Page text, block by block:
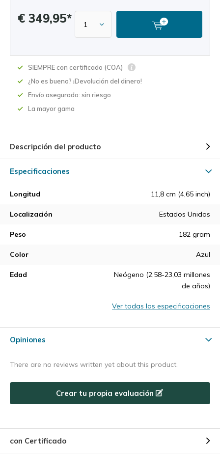
€ 349,95*
SIEMPRE con certificado (COA)
¿No es bueno? ¡Devolución del dinero!
Envío asegurado: sin riesgo
La mayor gama
Descripción del producto
Especificaciones
Longitud 11,8 cm (4,65 inch)
Localización Estados Unidos
Peso 182 gram
Color Azul
Edad
Neógeno (2,58-23,03 millones
de años)
Ver todas las especificaciones
Opiniones
There are no reviews written yet about this product.
Crear tu propia evaluación
con Certificado